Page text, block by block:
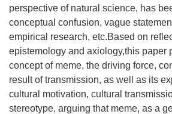
perspective of natural science, has
conceptual confusion, vague
empirical research, etc.Based on
epistemology and axiology,this paper
concept of meme, the driving force,
result of transmission, as well as its
cultural motivation, cultural
stereotype, arguing that meme, as a